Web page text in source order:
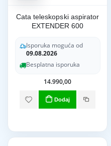
Cata teleskopski aspirator
EXTENDER 600
Isporuka moguća od
09.08.2026
Besplatna isporuka
14.990,00
Dodaj